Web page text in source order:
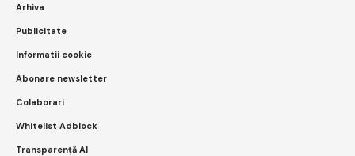
Arhiva
Publicitate
Informatii cookie
Abonare newsletter
Colaborari
Whitelist Adblock
Transparență AI